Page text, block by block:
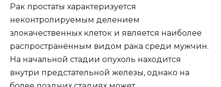
Рак простаты характеризуется
неконтролируемым делением
злокачественных клеток и является наиболее
распространённым видом рака среди мужчин.
На начальной стадии опухоль находится
внутри предстательной железы, однако на